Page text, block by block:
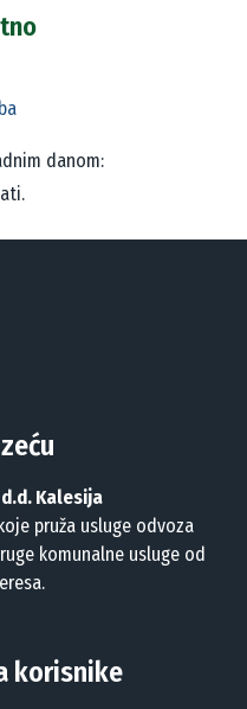
danom:
d.d. Kalesija
pruža usluge odvoza
komunalne usluge od
korisnike